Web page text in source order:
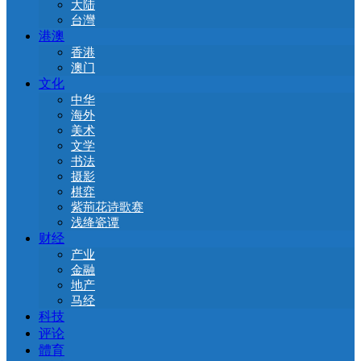
大陆
台灣
港澳
香港
澳门
文化
中华
海外
美术
文学
书法
摄影
棋弈
紫荊花诗歌赛
浅绛瓷谭
财经
产业
金融
地产
马经
科技
评论
體育